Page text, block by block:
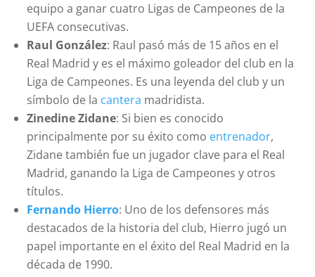
equipo a ganar cuatro Ligas de Campeones de la
UEFA consecutivas.
Raul González: Raul pasó más de 15 años en el
Real Madrid y es el máximo goleador del club en la
Liga de Campeones. Es una leyenda del club y un
símbolo de la cantera madridista.
Zinedine Zidane: Si bien es conocido
principalmente por su éxito como entrenador,
Zidane también fue un jugador clave para el Real
Madrid, ganando la Liga de Campeones y otros
títulos.
Fernando Hierro: Uno de los defensores más
destacados de la historia del club, Hierro jugó un
papel importante en el éxito del Real Madrid en la
década de 1990.